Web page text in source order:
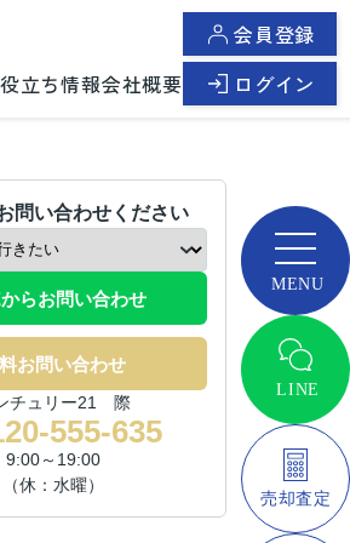
立ち情報会社概要
会員登録
ログイン
問い合わせください
らお問い合わせ
お問い合わせ
チュリー21 際
555-635
9:00～19:00
（休：水曜）